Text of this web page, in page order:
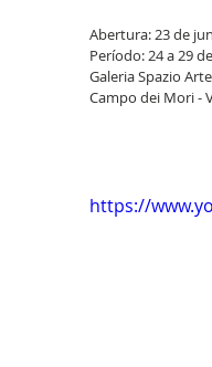
Abertura: 23 de
Período: 24 a 29
Galeria Spazio
Campo dei Mori -
https://